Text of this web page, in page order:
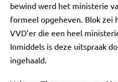
bewind werd het ministerie
formeel opgeheven. Blok zei
VVD’er die een heel
Inmiddels is deze uitspraak
ingehaald.